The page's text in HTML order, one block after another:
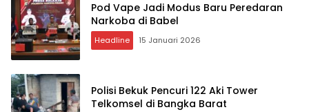
Pod Vape Jadi Modus Baru Peredaran
Narkoba di Babel
Headline 15 Januari 2026
Polisi Bekuk Pencuri 122 Aki Tower
Telkomsel di Bangka Barat